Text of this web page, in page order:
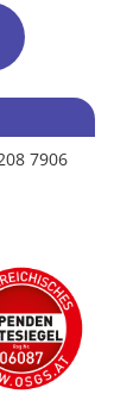
7906